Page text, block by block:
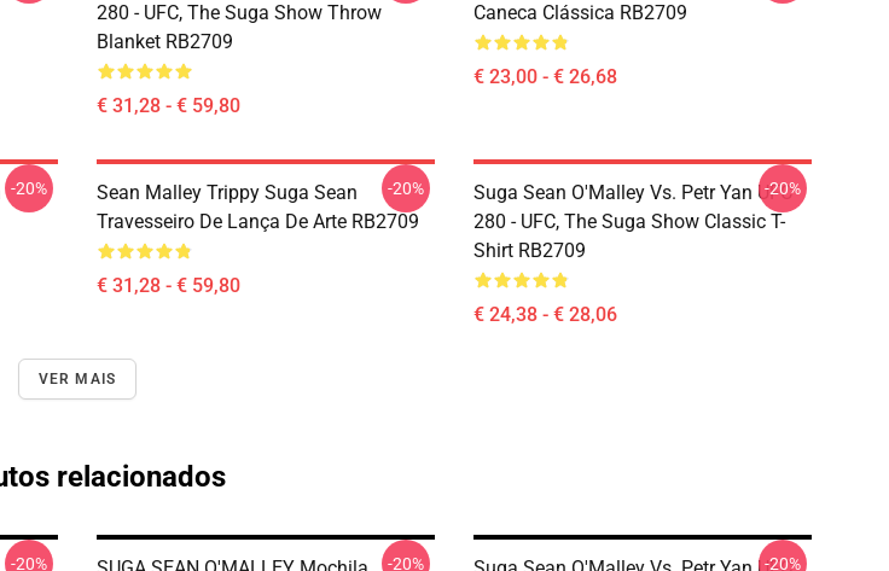
280 - UFC, The Suga Show Throw
Blanket RB2709
€ 31,28 - € 59,80
Caneca Clássica RB2709
€ 23,00 - € 26,68
-20%
Sean Malley Trippy Suga Sean
Travesseiro De Lança De Arte RB2709
€ 31,28 - € 59,80
-20%
Suga Sean O'Malley Vs. Petr Yan UFC
280 - UFC, The Suga Show Classic T-
Shirt RB2709
€ 24,38 - € 28,06
-20%
VER MAIS
relacionados
-20% -20% -20%